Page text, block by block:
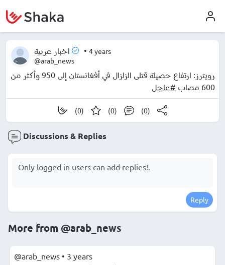
اخبار عربية • 4 years
@arab_news
رويترز: ارتفاع حصيلة قتلى الزلزال في أفغانستان إلى 950 وأكثر من
600 مصاب
#عاجل
(0) (0) (0)
Discussions & Replies
Reply
More from @arab_news
@arab_news • 3 years